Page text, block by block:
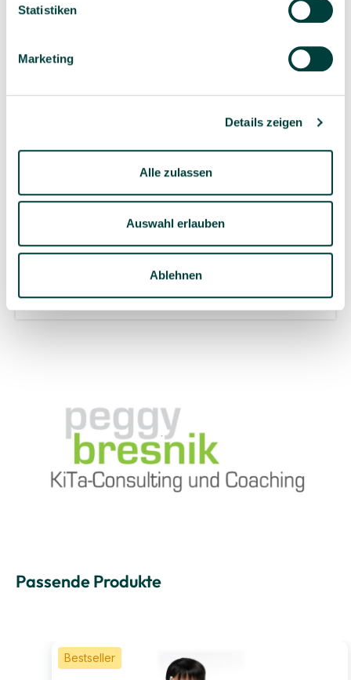
Statistiken
Marketing
Details zeigen
Alle zulassen
Auswahl erlauben
Ablehnen
Über die Autorin:
Peggy Sarnowsky-Bresnik, freiberufliche Referentin mit
den Schwerpunkten Bildung und Erziehung der frühen
Einzelpersonen und Teams.
Passende Produkte
Bestseller